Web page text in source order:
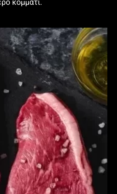
κομμάτι.